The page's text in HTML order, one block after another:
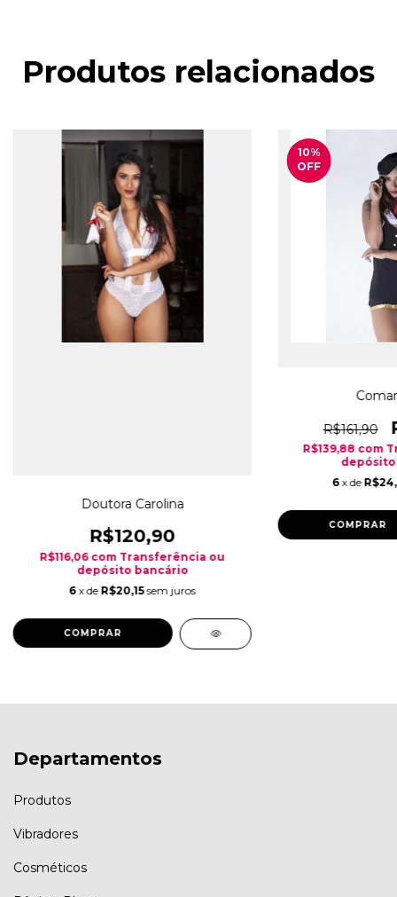
Produtos relacionados
Doutora Carolina
R$120,90
R$116,06 com Transferência ou
depósito bancário
6 x de R$20,15 sem juros
COMPRAR
10%
OFF
R$161,90
R$139,88 com
6 x de
COMPRAR
Departamentos
Produtos
Vibradores
Cosméticos